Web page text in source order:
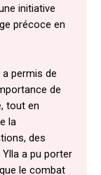
initiative
précoce en
a permis de
de
tout en
la
des
Ylla a pu porter
le combat